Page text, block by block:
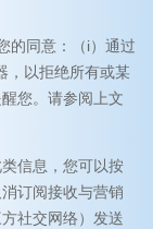
的同意：（i）通过
，以拒绝所有或某
您。请参阅上文
信息，您可以按
订阅接收与营销
社交网络）发送